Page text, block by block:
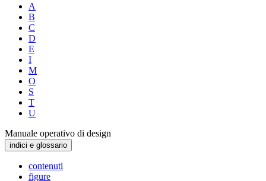
A
B
C
D
E
I
M
O
S
T
U
Manuale operativo di design
indici e glossario
contenuti
figure